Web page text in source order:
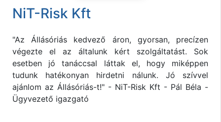
NiT-Risk Kft
"Az Állásóriás kedvező áron, gyorsan, precízen
végezte el az általunk kért szolgáltatást. Sok
esetben jó tanáccsal láttak el, hogy miképpen
tudunk hatékonyan hirdetni nálunk. Jó szívvel
ajánlom az Állásóriás-t!" - NiT-Risk Kft - Pál Béla -
Ügyvezető igazgató